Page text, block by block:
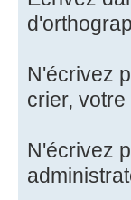
N'écrivez
crier,
N'écrivez